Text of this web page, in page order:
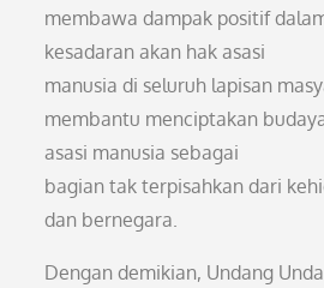
membawa dampak positif
kesadaran akan hak asasi
manusia di seluruh lapisan
membantu menciptakan
asasi manusia sebagai
bagian tak terpisahkan dari
dan bernegara.
Dengan demikian, Undang